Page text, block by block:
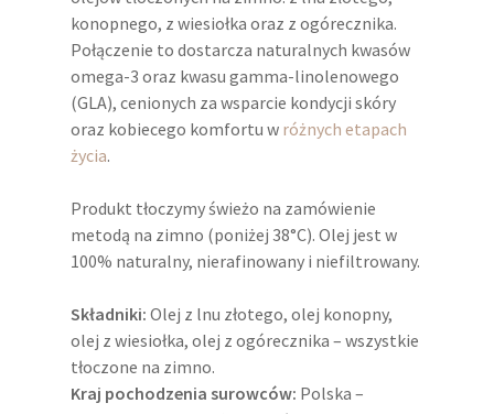
konopnego, z wiesiołka oraz z ogórecznika.
Połączenie to dostarcza naturalnych kwasów
omega-3 oraz kwasu gamma-linolenowego
(GLA), cenionych za wsparcie kondycji skóry
oraz kobiecego komfortu w różnych etapach
życia.
Produkt tłoczymy świeżo na zamówienie
metodą na zimno (poniżej 38°C). Olej jest w
100% naturalny, nierafinowany i niefiltrowany.
Składniki: Olej z lnu złotego, olej konopny,
olej z wiesiołka, olej z ogórecznika – wszystkie
tłoczone na zimno.
Kraj pochodzenia surowców: Polska –